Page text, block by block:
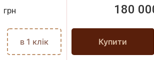
грн
в 1 клік
180
Купити